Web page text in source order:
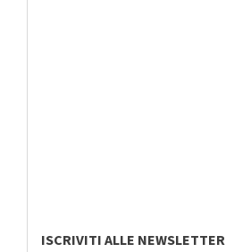
ISCRIVITI ALLE NEWSLETTER